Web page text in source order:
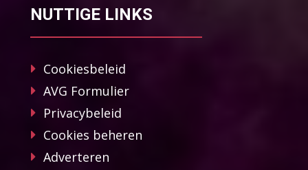
NUTTIGE LINKS
Cookiesbeleid
AVG Formulier
Privacybeleid
Cookies beheren
Adverteren